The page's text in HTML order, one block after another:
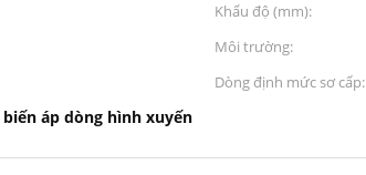
Khẩu độ (mm):
Môi trường:
Dòng định mức sơ cấp:
biến áp dòng hình xuyến